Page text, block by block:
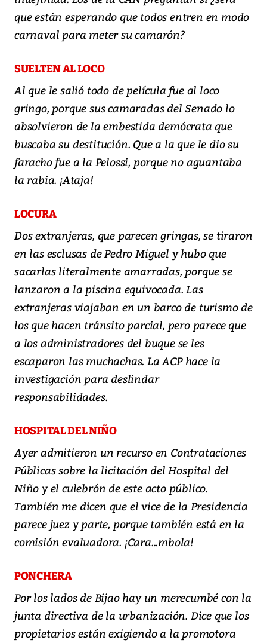
que están esperando que todos entren en modo
carnaval para meter su camarón?
SUELTEN AL LOCO
Al que le salió todo de película fue al loco
gringo, porque sus camaradas del Senado lo
absolvieron de la embestida demócrata que
buscaba su destitución. Que a la que le dio su
faracho fue a la Pelossi, porque no aguantaba
la rabia. ¡Ataja!
LOCURA
Dos extranjeras, que parecen gringas, se tiraron
en las esclusas de Pedro Miguel y hubo que
sacarlas literalmente amarradas, porque se
lanzaron a la piscina equivocada. Las
extranjeras viajaban en un barco de turismo de
los que hacen tránsito parcial, pero parece que
a los administradores del buque se les
escaparon las muchachas. La ACP hace la
investigación para deslindar
responsabilidades.
HOSPITAL DEL NIÑO
Ayer admitieron un recurso en Contrataciones
Públicas sobre la licitación del Hospital del
Niño y el culebrón de este acto público.
También me dicen que el vice de la Presidencia
parece juez y parte, porque también está en la
comisión evaluadora. ¡Cara...mbola!
PONCHERA
Por los lados de Bijao hay un merecumbé con la
junta directiva de la urbanización. Dice que los
propietarios están exigiendo a la promotora